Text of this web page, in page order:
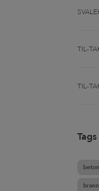
TIL-
TIL-
Tags